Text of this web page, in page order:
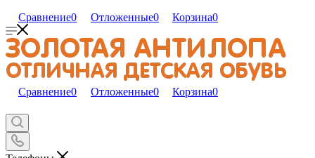
Сравнение0 Отложенные0 Корзина0
Сравнение0 Отложенные0 Корзина0